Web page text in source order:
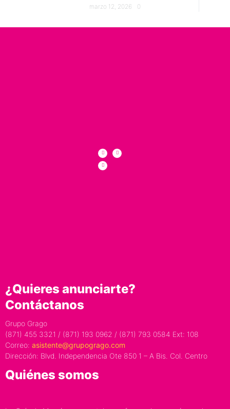
marzo 12, 2026 0
¿Quieres anunciarte?
Contáctanos
Grupo Grago
(871) 455 3321 / (871) 193 0962 / (871) 793 0584 Ext: 108
Correo: asistente@grupogrago.com
Dirección: Blvd. Independencia Ote 850 1 – A Bis. Col. Centro
Quiénes somos